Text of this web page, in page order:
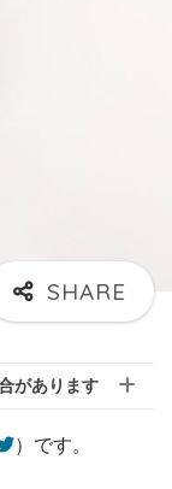
があります
）です。